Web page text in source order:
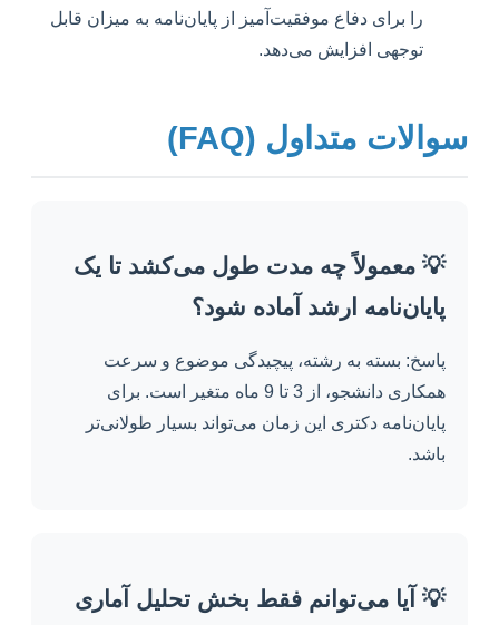
را برای دفاع موفقیت‌آمیز از پایان‌نامه به میزان قابل
توجهی افزایش می‌دهد.
سوالات متداول (FAQ)
💡 معمولاً چه مدت طول می‌کشد تا یک
پایان‌نامه ارشد آماده شود؟
پاسخ: بسته به رشته، پیچیدگی موضوع و سرعت
همکاری دانشجو، از 3 تا 9 ماه متغیر است. برای
پایان‌نامه دکتری این زمان می‌تواند بسیار طولانی‌تر
باشد.
💡 آیا می‌توانم فقط بخش تحلیل آماری